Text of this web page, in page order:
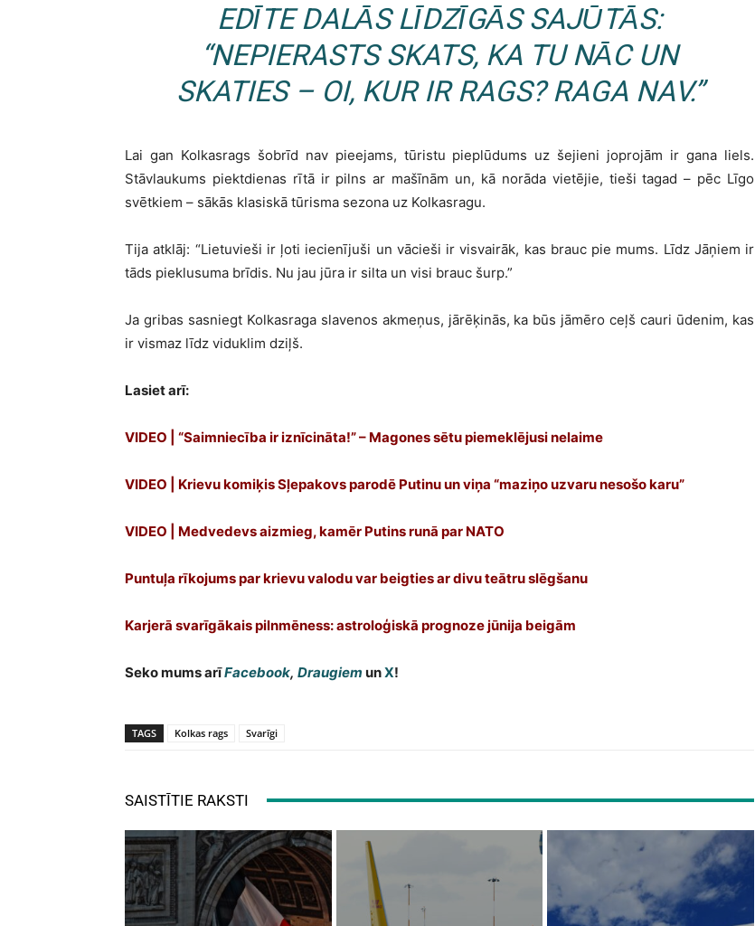
EDĪTE DALĀS LĪDZĪGĀS SAJŪTĀS:
“NEPIERASTS SKATS, KA TU NĀC UN
SKATIES – OI, KUR IR RAGS? RAGA NAV.”
Lai gan Kolkasrags šobrīd nav pieejams, tūristu pieplūdums uz šejieni joprojām ir gana liels.
Stāvlaukums piektdienas rītā ir pilns ar mašīnām un, kā norāda vietējie, tieši tagad – pēc Līgo
svētkiem – sākās klasiskā tūrisma sezona uz Kolkasragu.
Tija atklāj: “Lietuvieši ir ļoti iecienījuši un vācieši ir visvairāk, kas brauc pie mums. Līdz Jāņiem ir
tāds pieklusuma brīdis. Nu jau jūra ir silta un visi brauc šurp.”
Ja gribas sasniegt Kolkasraga slavenos akmeņus, jārēķinās, ka būs jāmēro ceļš cauri ūdenim, kas
ir vismaz līdz viduklim dziļš.
Lasiet arī:
VIDEO | “Saimniecība ir iznīcināta!” – Magones sētu piemeklējusi nelaime
VIDEO | Krievu komiķis Sļepakovs parodē Putinu un viņa “maziņo uzvaru nesošo karu”
VIDEO | Medvedevs aizmieg, kamēr Putins runā par NATO
Puntuļa rīkojums par krievu valodu var beigties ar divu teātru slēgšanu
Karjerā svarīgākais pilnmēness: astroloģiskā prognoze jūnija beigām
Seko mums arīFacebook, Draugiem unX!
TAGS Kolkas rags Svarīgi
SAISTĪTIE RAKSTI